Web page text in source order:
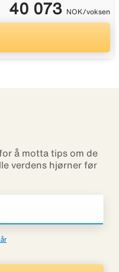
40 073 NOK/voksen
å motta tips om de
verdens hjørner før